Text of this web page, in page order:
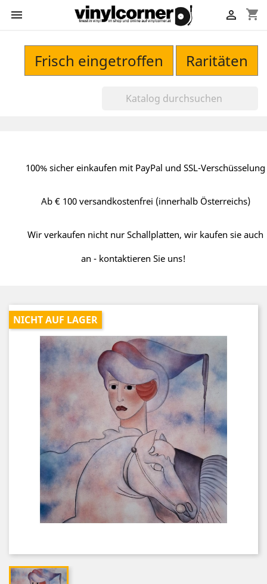
 shopping_cart

Frisch eingetroffen Raritäten
100% sicher einkaufen mit PayPal und SSL-Verschüsselung
Ab € 100 versandkostenfrei (innerhalb Österreichs)
Wir verkaufen nicht nur Schallplatten, wir kaufen sie auch
an - kontaktieren Sie uns!
NICHT AUF LAGER